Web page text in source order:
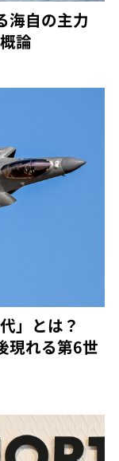
海自の主力
論
」とは？
れる第6世